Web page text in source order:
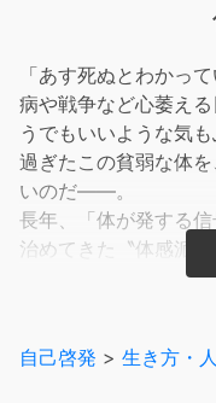
「あす死ぬとわかっ
病や戦争など心萎え
うでもいいような気
過ぎたこの貧弱な体
いのだ――。
長年、「体が発する
治めてきた〝体感派
「歩行は10本の足指
ら」…齢90を越えて
自己啓発 > 生き方・